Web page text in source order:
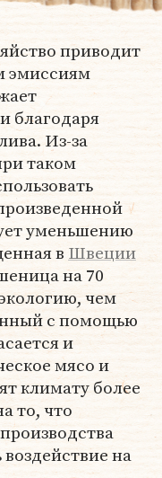
приводит
эмиссиям
благодаря
Из-за
таком
уменьшению
в Швеции
на 70
чем
с помощью
и
мясо и
климату более
то, что
на